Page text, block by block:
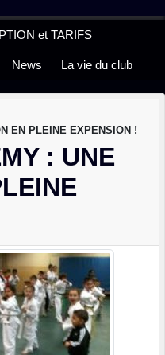
et TARIFS
News La vie du club
EN PLEINE EXPENSION !
: UNE